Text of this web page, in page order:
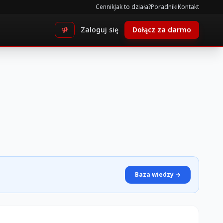
CennikJak to działa?PoradnikiKontakt
Zaloguj się Dołącz za darmo
Baza wiedzy →